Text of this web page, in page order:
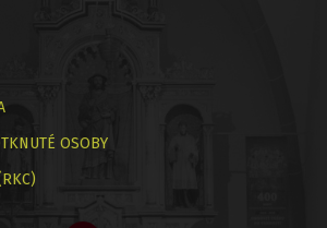
OSOBY